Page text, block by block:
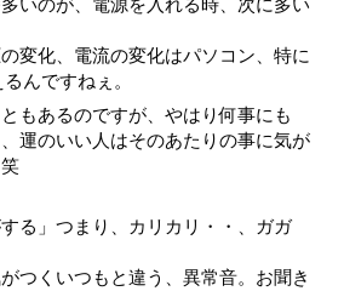
変化、電流の変化はパソコン、特に
んですねぇ。
もあるのですが、やはり何事にも
、運のいい人はそのあたりの事に気が
る」つまり、カリカリ・・、ガガ
つくいつもと違う、異常音。お聞き